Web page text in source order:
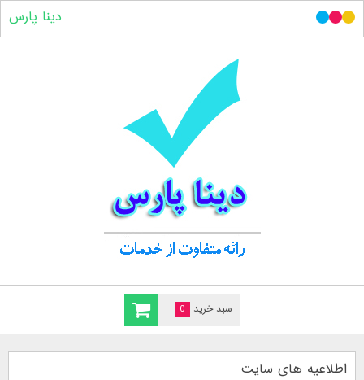
سبد خرید 0
دینا پارس
اطلاعیه های سایت